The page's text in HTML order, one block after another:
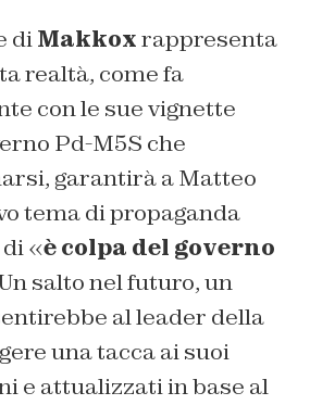
diMakkoxrappresenta
realtà, come fa
con le sue vignette
Pd-M5S che
garantirà a Matteo
tema di propaganda
«è colpa del governo
salto nel futuro, un
al leader della
una tacca ai suoi
e attualizzati in base al